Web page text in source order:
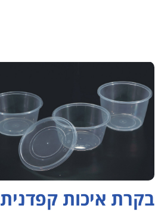
בקרת איכות קפדנית